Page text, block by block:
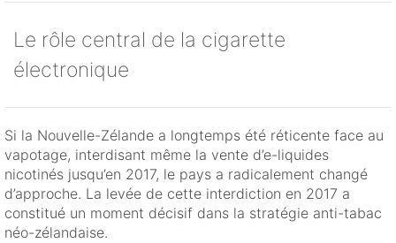
Le rôle central de la cigarette
électronique
Si la Nouvelle-Zélande a longtemps été réticente face au
vapotage, interdisant même la vente d’e-liquides
nicotinés jusqu’en 2017, le pays a radicalement changé
d’approche. La levée de cette interdiction en 2017 a
constitué un moment décisif dans la stratégie anti-tabac
néo-zélandaise.